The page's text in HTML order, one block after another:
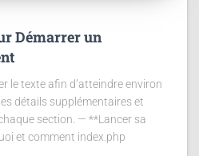
Démarrer un
le texte afin d’atteindre environ
détails supplémentaires et
section. — **Lancer sa
et comment index.php